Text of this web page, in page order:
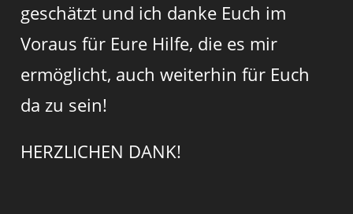
geschätzt und ich danke Euch im
Voraus für Eure Hilfe, die es mir
ermöglicht, auch weiterhin für Euch
da zu sein!
HERZLICHEN DANK!